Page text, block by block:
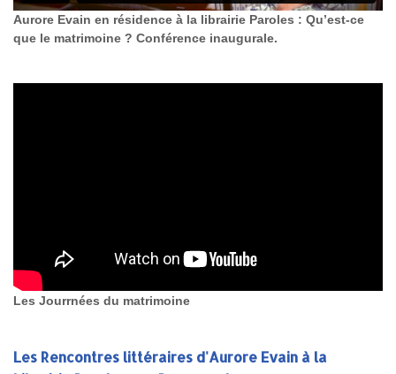
Aurore Evain en résidence à la librairie Paroles : Qu’est-ce
que le matrimoine ? Conférence inaugurale.
Les Jourrnées du matrimoine
Les Rencontres littéraires d'Aurore Evain à la